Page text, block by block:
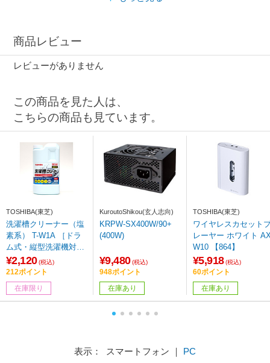
商品レビュー
レビューがありません
この商品を見た人は、
こちらの商品も見ています。
TOSHIBA(東芝)
洗濯槽クリーナー（塩
素系） T-W1A ［ドラ
ム式・縦型洗濯機対応
/塩素系］
¥2,120 (税込)
212ポイント
在庫限り
KuroutoShikou(玄人志向)
KRPW-SX400W/90+
(400W)
¥9,480 (税込)
948ポイント
在庫あり
TOSHIBA(東芝)
ワイヤレスカセット
レーヤー ホワイト AX-
W10 【864】
¥5,918 (税込)
60ポイント
在庫あり
表示： スマートフォン ｜ PC